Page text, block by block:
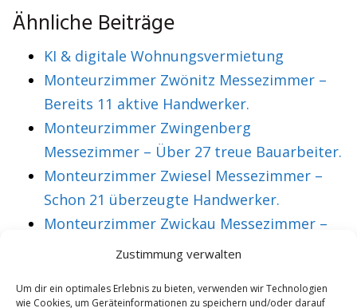
Zustimmung verwalten
Um dir ein optimales Erlebnis zu bieten, verwenden wir Technologien
wie Cookies, um Geräteinformationen zu speichern und/oder darauf
Ähnliche Beiträge
KI & digitale Wohnungsvermietung
Monteurzimmer Zwönitz Messezimmer –
Bereits 11 aktive Handwerker.
Monteurzimmer Zwingenberg
Messezimmer – Über 27 treue Bauarbeiter.
Monteurzimmer Zwiesel Messezimmer –
Schon 21 überzeugte Handwerker.
Monteurzimmer Zwickau Messezimmer –
Über 36 treue Montagearbeiter.